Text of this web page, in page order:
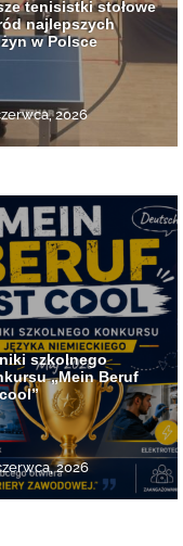
tenisistki stołowe
najlepszych
w Polsce
2026
szkolnego
„Mein Beruf
2026